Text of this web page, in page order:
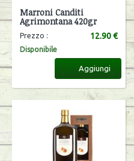
Marroni Canditi
Agrimontana 420gr
Prezzo : 12.90 €
Disponibile
Aggiungi